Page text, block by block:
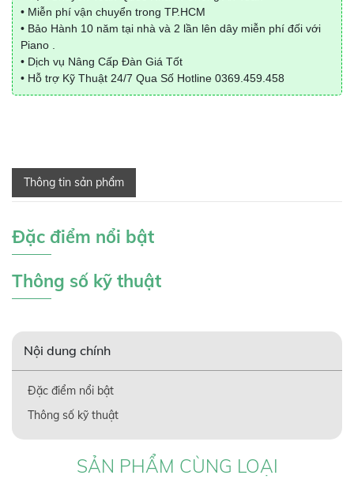
• Miễn phí vận chuyển trong TP.HCM
• Bảo Hành 10 năm tại nhà và 2 lần lên dây miễn phí đối với
Piano .
• Dịch vụ Nâng Cấp Đàn Giá Tốt
• Hỗ trợ Kỹ Thuật 24/7 Qua Số Hotline 0369.459.458
Thông tin sản phẩm
Đặc điểm nổi bật
Thông số kỹ thuật
Nội dung chính
Đặc điểm nổi bật
Thông số kỹ thuật
SẢN PHẨM CÙNG LOẠI